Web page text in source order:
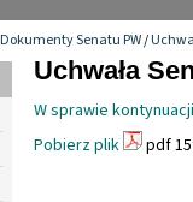
Dokumenty Senatu PW/
Uchwała
W sprawie
Pobierz plik
pdf